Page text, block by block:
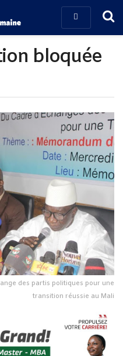
bloquée
des partis politiques pour une
transition réussie au Mali